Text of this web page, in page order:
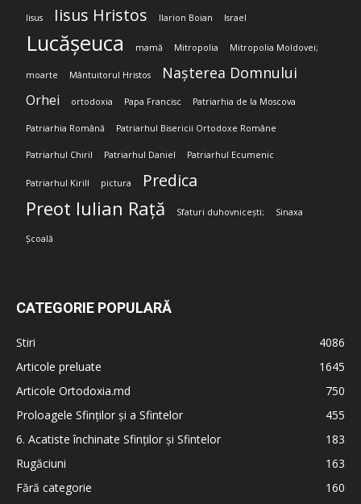
Iisus Iisus Hristos Ilarion Boian Israel
Lucășeuca mamă Mitropolia Mitropolia Moldovei;
moarte Mântuitorul Hristos Nașterea Domnului
Orhei ortodoxia Papa Francisc Patriarhia de la Moscova
Patriarhia Română Patriarhul Bisericii Ortodoxe Române
Patriarhul Chiril Patriarhul Daniel Patriarhul Ecumenic
Patriarhul Kirill pictura Predica
Preot Iulian Rață Sfaturi duhovnicești; Sinaxa
Școală
CATEGORIE POPULARĂ
Stiri
4086
Articole preluate
1645
Articole Ortodoxia.md
750
Proloagele Sfinților și a Sfintelor
455
6. Acatiste închinate Sfinților și Sfintelor
183
Rugăciuni
163
Fără categorie
160